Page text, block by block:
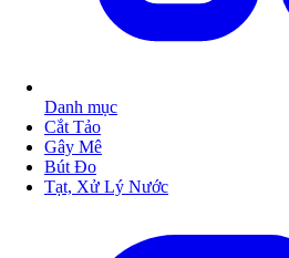
Danh mục
Cắt Tảo
Gây Mê
Bút Đo
Tạt, Xử Lý Nước